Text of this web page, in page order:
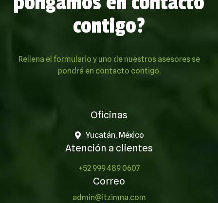
contigo?
Rellena el formulario y uno de nuestros asesores se
pondrá en contacto contigo.
Oficinas
Yucatán, México
Atención a clientes
+52 999 489 0607
Correo
admin@itzimna.com